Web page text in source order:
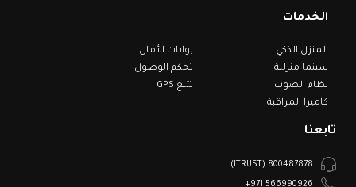
الخدمات
المنزل الذكي
سينما منزلية
نظام الصوت
كاميرا المراقبة
بوابات الأمان
تحكم الوصول
تتبع GPS
تابعنا
800487878 (ITRUST)
566990926 971+